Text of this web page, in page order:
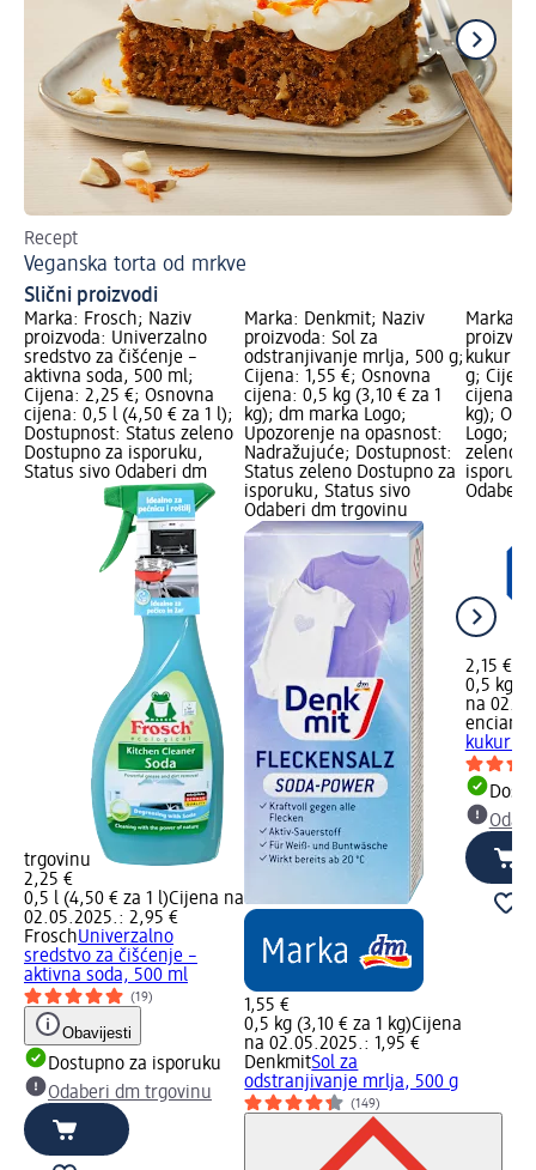
Recept
Veganska torta od mrkve
Slični proizvodi
Marka: Frosch; Naziv
proizvoda: Univerzalno
sredstvo za čišćenje –
aktivna soda, 500 ml;
Cijena: 2,25 €; Osnovna
cijena: 0,5 l (4,50 € za 1 l);
Dostupnost: Status zeleno
Dostupno za isporuku,
Status sivo Odaberi dm
trgovinu
2,25 €
0,5 l (4,50 € za 1 l)Cijena na
02.05.2025.: 2,95 €
FroschUniverzalno
sredstvo za čišćenje –
aktivna soda, 500 ml
(19)
Obavijesti
Dostupno za isporuku
Odaberi dm trgovinu
Marka: Denkmit; Naziv
proizvoda: Sol za
odstranjivanje mrlja, 500 g;
Cijena: 1,55 €; Osnovna
cijena: 0,5 kg (3,10 € za 1
kg); dm marka Logo;
Upozorenje na opasnost:
Nadražujuće; Dostupnost:
Status zeleno Dostupno za
isporuku, Status sivo
Odaberi dm trgovinu
1,55 €
0,5 kg (3,10 € za 1 kg)Cijena
na 02.05.2025.: 1,95 €
DenkmitSol za
odstranjivanje mrlja, 500 g
(149)
Marka:
g;
cijena:
kg);
Logo;
zeleno
Odaberi
2,15 €
0,5 kg
na
encian